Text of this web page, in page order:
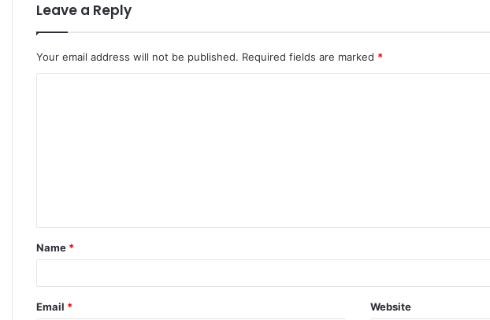
Leave a Reply
Your email address will not be published. Required fields are marked *
t
*
Name *
Email * Website